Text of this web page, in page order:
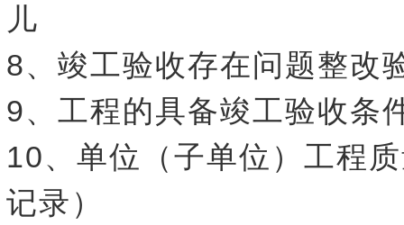
儿
8、竣工验收存在问题整改
9、工程的具备竣工验收条
10、单位（子单位）工程
记录）